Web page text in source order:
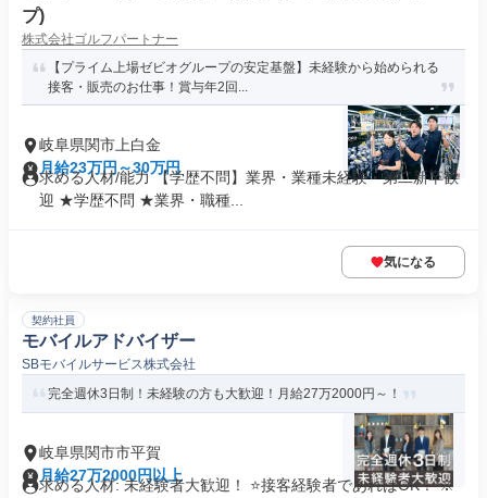
プ)
株式会社ゴルフパートナー
【プライム上場ゼビオグループの安定基盤】未経験から始められる
接客・販売のお仕事！賞与年2回...
岐阜県関市上白金
月給23万円～30万円
求める人材/能力 【学歴不問】業界・業種未経験・第⼆新卒歓
迎 ★学歴不問 ★業界・職種...
気になる
契約社員
モバイルアドバイザー
SBモバイルサービス株式会社
完全週休3日制！未経験の方も大歓迎！月給27万2000円～！
岐阜県関市市平賀
月給27万2000円以上
求める人材: 未経験者大歓迎！ ⭐接客経験者であればOK！ ※